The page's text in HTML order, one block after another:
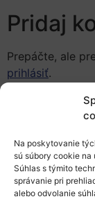
Na poskytovanie
sú súbory cookie na
Súhlas s týmito
správanie pri
alebo odvolanie
Pridaj
Prepáčte, ale
prihlásiť.